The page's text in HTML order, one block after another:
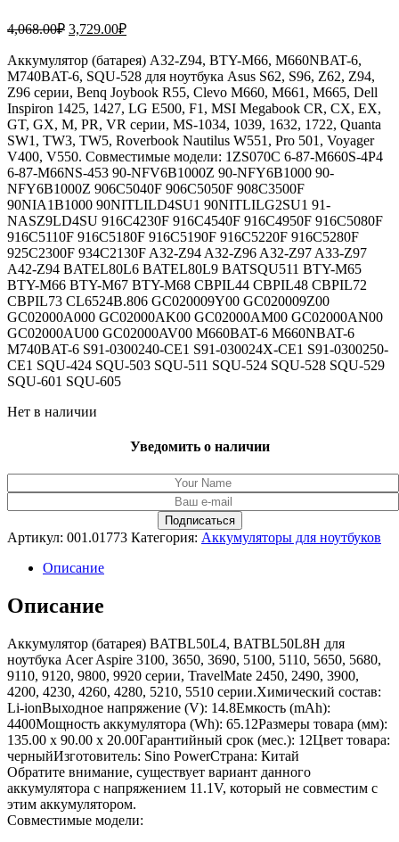
4,068.00₽ Первоначальная
составляла
4,068.00₽.
3,729.00₽Текущая
3,729.00₽.
Аккумулятор (батарея) A32-Z94, BTY-M66, M660NBAT-6,
M740BAT-6, SQU-528 для ноутбука Asus S62, S96, Z62, Z94,
Z96 серии, Benq Joybook R55, Clevo M660, M661, M665, Dell
Inspiron 1425, 1427, LG E500, F1, MSI Megabook CR, CX, EX,
GT, GX, M, PR, VR серии, MS-1034, 1039, 1632, 1722, Quanta
SW1, TW3, TW5, Roverbook Nautilus W551, Pro 501, Voyager
V400, V550. Совместимые модели: 1ZS070C 6-87-M660S-4P4
6-87-M66NS-453 90-NFV6B1000Z 90-NFY6B1000 90-
NFY6B1000Z 906C5040F 906C5050F 908C3500F
90NIA1B1000 90NITLILD4SU1 90NITLILG2SU1 91-
NASZ9LD4SU 916C4230F 916C4540F 916C4950F 916C5080F
916C5110F 916C5180F 916C5190F 916C5220F 916C5280F
925C2300F 934C2130F A32-Z94 A32-Z96 A32-Z97 A33-Z97
A42-Z94 BATEL80L6 BATEL80L9 BATSQU511 BTY-M65
BTY-M66 BTY-M67 BTY-M68 CBPIL44 CBPIL48 CBPIL72
CBPIL73 CL6524B.806 GC020009Y00 GC020009Z00
GC02000A000 GC02000AK00 GC02000AM00 GC02000AN00
GC02000AU00 GC02000AV00 M660BAT-6 M660NBAT-6
M740BAT-6 S91-0300240-CE1 S91-030024X-CE1 S91-0300250-
CE1 SQU-424 SQU-503 SQU-511 SQU-524 SQU-528 SQU-529
SQU-601 SQU-605
Нет в наличии
Уведомить о наличии
Артикул: 001.01773 Категория: Аккумуляторы для ноутбуков
Описание
Описание
Аккумулятор (батарея) BATBL50L4, BATBL50L8H для
ноутбука Acer Aspire 3100, 3650, 3690, 5100, 5110, 5650, 5680,
9110, 9120, 9800, 9920 серии, TravelMate 2450, 2490, 3900,
4200, 4230, 4260, 4280, 5210, 5510 серии.Химический состав:
Li-ionВыходное напряжение (V): 14.8Емкость (mAh):
4400Мощность аккумулятора (Wh): 65.12Размеры товара (мм):
135.00 x 90.00 x 20.00Гарантийный срок (мес.): 12Цвет товара:
черныйИзготовитель: Sino PowerСтрана: Китай
Обратите внимание, существует вариант данного
аккумулятора с напряжением 11.1V, который не совместим с
этим аккумулятором.
Совместимые модели: